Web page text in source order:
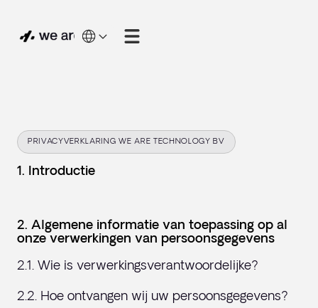
PRIVACYVERKLARING WE ARE TECHNOLOGY BV
1. Introductie
2. Algemene informatie van toepassing op al
onze verwerkingen van persoonsgegevens
2.1. Wie is verwerkingsverantwoordelijke?
2.2. Hoe ontvangen wij uw persoonsgegevens?